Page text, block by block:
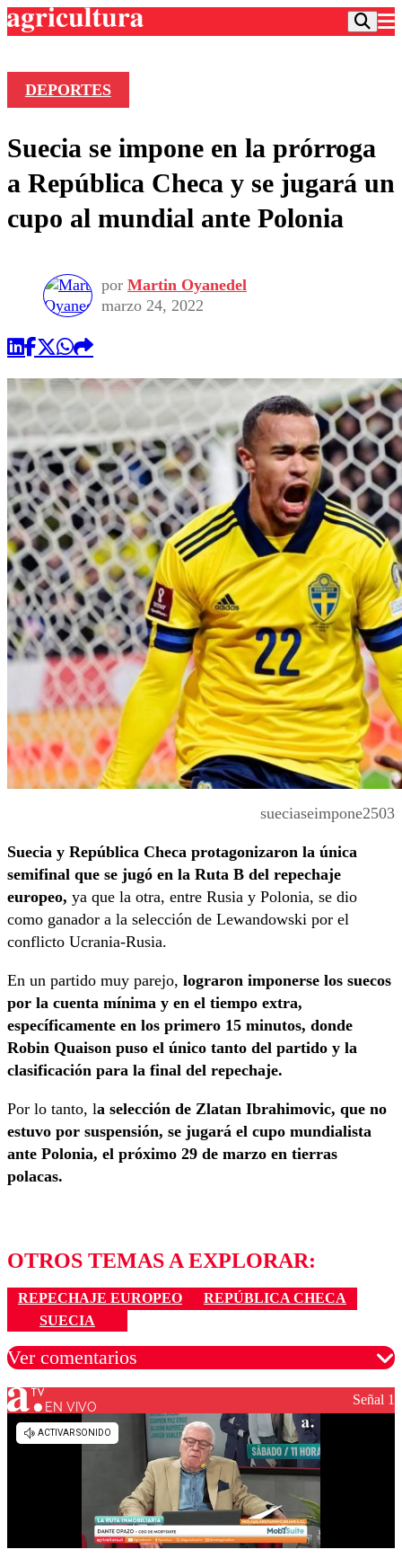
Frecuencias
Agricultura TV
Deportes
Colo Colo
Otros Deportes
Seleccion Chilena
Torneo Internacional
Universidad de Chile
Entretención
Dato Practico
Economía
Internacional
Sustentabilidad
Publicaciones en medios
Opinión
DEPORTES
Suecia se impone en la prórroga
a República Checa y se jugará un
cupo al mundial ante Polonia
por Martin Oyanedel
marzo 24, 2022
sueciaseimpone2503
Suecia y República Checa protagonizaron la única
semifinal que se jugó en la Ruta B del repechaje
europeo, ya que la otra, entre Rusia y Polonia, se dio
como ganador a la selección de Lewandowski por el
conflicto Ucrania-Rusia.
En un partido muy parejo, lograron imponerse los suecos
por la cuenta mínima y en el tiempo extra,
específicamente en los primero 15 minutos, donde
Robin Quaison puso el único tanto del partido y la
clasificación para la final del repechaje.
Por lo tanto, la selección de Zlatan Ibrahimovic, que no
estuvo por suspensión, se jugará el cupo mundialista
ante Polonia, el próximo 29 de marzo en tierras
polacas.
OTROS TEMAS A EXPLORAR:
REPECHAJE EUROPEO
REPÚBLICA CHECA
SUECIA
Ver comentarios
Los comentarios son moderados para garantizar un
diálogo respetuoso.
EN VIVO Señal 1